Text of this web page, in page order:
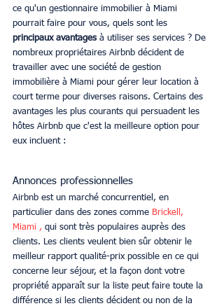
ce qu'un gestionnaire immobilier à Miami
pourrait faire pour vous, quels sont les
principaux avantages à utiliser ses services ? De
nombreux propriétaires Airbnb décident de
travailler avec une société de gestion
immobilière à Miami pour gérer leur location à
court terme pour diverses raisons. Certains des
avantages les plus courants qui persuadent les
hôtes Airbnb que c'est la meilleure option pour
eux incluent :
Annonces professionnelles
Airbnb est un marché concurrentiel, en
particulier dans des zones comme Brickell,
Miami , qui sont très populaires auprès des
clients. Les clients veulent bien sûr obtenir le
meilleur rapport qualité-prix possible en ce qui
concerne leur séjour, et la façon dont votre
propriété apparaît sur la liste peut faire toute la
différence si les clients décident ou non de la